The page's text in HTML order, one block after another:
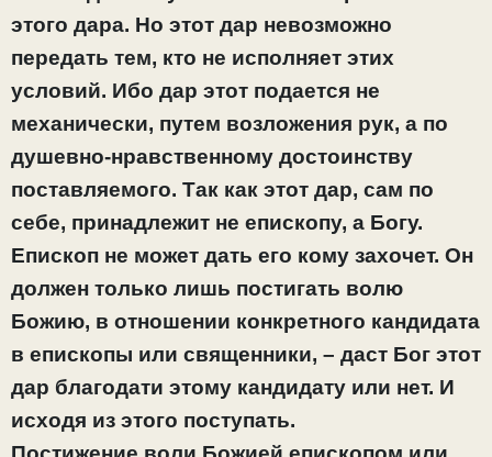
этого дара. Но этот дар невозможно
передать тем, кто не исполняет этих
условий. Ибо дар этот подается не
механически, путем возложения рук, а по
душевно-нравственному достоинству
поставляемого. Так как этот дар, сам по
себе, принадлежит не епископу, а Богу.
Епископ не может дать его кому захочет. Он
должен только лишь постигать волю
Божию, в отношении конкретного кандидата
в епископы или священники, – даст Бог этот
дар благодати этому кандидату или нет. И
исходя из этого поступать.